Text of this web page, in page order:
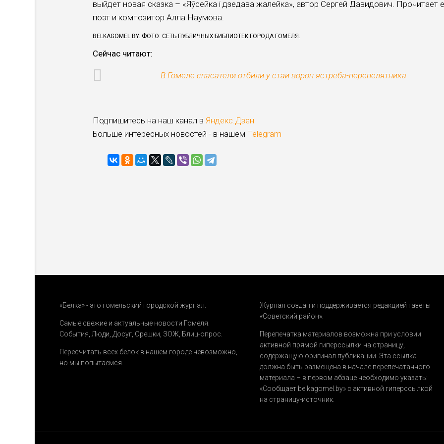
выйдет новая сказка – «Яўсейка і дзедава жалейка», автор Сергей Давидович. Прочитает
поэт и композитор Алла Наумова.
BELKAGOMEL.BY. ФОТО: СЕТЬ ПУБЛИЧНЫХ БИБЛИОТЕК ГОРОДА ГОМЕЛЯ.
Сейчас читают:
В Гомеле спасатели отбили у стаи ворон ястреба-перепелятника
Подпишитесь на наш канал в Яндекс.Дзен
Больше интересных новостей - в нашем Telegram
«Белка» - это гомельский городской журнал.
Самые свежие и актуальные новости Гомеля.
События Люди Досуг Орешки ЗОЖ Блиц-опрос
Пересчитать всех белок в нашем городе невозможно,
но мы попытаемся.
Журнал создан и поддерживается редакцией газеты
«Советский район».
Перепечатка материалов возможна при условии
активной прямой гиперссылки на страницу,
содержащую оригинал публикации. Эта ссылка
должна быть размещена в начале перепечатанного
материала – в первом абзаце необходимо указать:
«Сообщает belkagomel.by»с активной гиперссылкой
на страницу-источник.